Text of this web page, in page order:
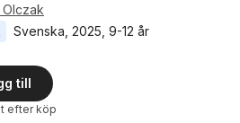
Svenska 2025 9-12 år
till
efter köp